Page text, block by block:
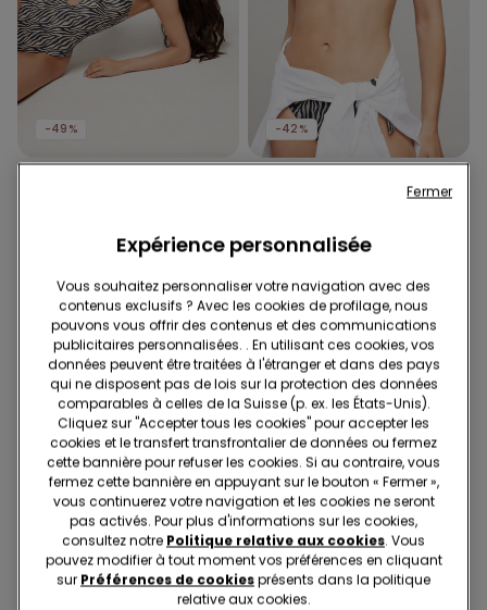
-49%
20.00 CHF-49%
-42%
25.95 CHF 15.00 CHF
-41%
Expérience personnalisée
Vous souhaitez personnaliser votre navigation avec des
contenus exclusifs ? Avec les cookies de profilage, nous
pouvons vous offrir des contenus et des communications
publicitaires personnalisées. . En utilisant ces cookies, vos
données peuvent être traitées à l'étranger et dans des pays
qui ne disposent pas de lois sur la protection des données
comparables à celles de la Suisse (p. ex. les États-Unis).
Cliquez sur "Accepter tous les cookies" pour accepter les
cookies et le transfert transfrontalier de données ou fermez
cette bannière pour refuser les cookies. Si au contraire, vous
fermez cette bannière en appuyant sur le bouton « Fermer »,
vous continuerez votre navigation et les cookies ne seront
pas activés. Pour plus d'informations sur les cookies,
consultez notre Politique relative aux cookies. Vous
pouvez modifier à tout moment vos préférences en cliquant
sur Préférences de cookiesprésents dans la politique
relative aux cookies.
Fermer